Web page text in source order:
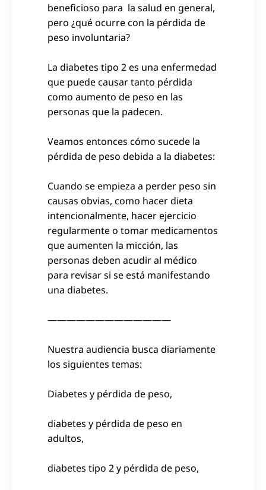
beneficioso para la salud en general,
pero ¿qué ocurre con la pérdida de
peso involuntaria?
La diabetes tipo 2 es una enfermedad
que puede causar tanto pérdida
como aumento de peso en las
personas que la padecen.
Veamos entonces cómo sucede la
pérdida de peso debida a la diabetes:
Cuando se empieza a perder peso sin
causas obvias, como hacer dieta
intencionalmente, hacer ejercicio
regularmente o tomar medicamentos
que aumenten la micción, las
personas deben acudir al médico
para revisar si se está manifestando
una diabetes.
—————————————
Nuestra audiencia busca diariamente
los siguientes temas:
Diabetes y pérdida de peso,
diabetes y pérdida de peso en
adultos,
diabetes tipo 2 y pérdida de peso,